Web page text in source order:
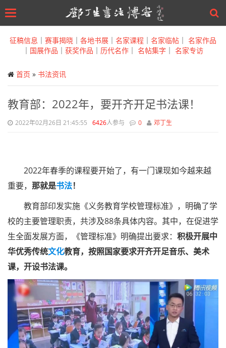
to
Toggle
征稿信息 ｜ 赛事揭晓 ｜ 各地书展 ｜ 名家课程 ｜ 名家临帖 ｜ 名家作品
｜ 国展作品 ｜ 获奖作品 ｜ 历代名作 ｜ 名帖集字 ｜ 名家专访
首页 » 书法资讯
教育部：2022年，要开齐开足书法课！
2022年02月26日 21:45:55 6426人参与 0 邓丁生
2022年春季的课程要开始了，有一门课现如今越来越
重要， 那就是书法！
教育部印发实施《义务教育学校管理标准》，明确了学
校的主要管理职责，共涉及88条具体内容。其中，在促进学
生全面发展方面，《管理标准》明确提出要求： 积极开展中
华优秀传统文化教育，按照国家要求开齐开足音乐、美术
课，开设书法课。